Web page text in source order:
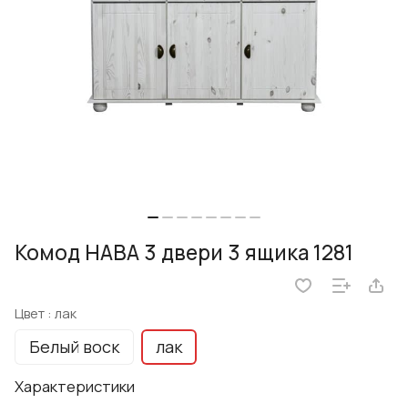
Комод HABA 3 двери 3 ящика 1281
Цвет : лак
Белый воск лак
Характеристики